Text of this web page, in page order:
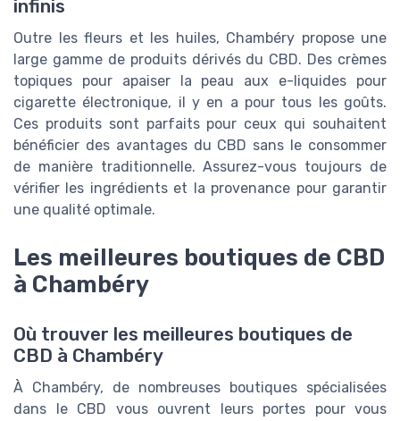
infinis
Outre les fleurs et les huiles, Chambéry propose une
large gamme de produits dérivés du CBD. Des crèmes
topiques pour apaiser la peau aux e-liquides pour
cigarette électronique, il y en a pour tous les goûts.
Ces produits sont parfaits pour ceux qui souhaitent
bénéficier des avantages du CBD sans le consommer
de manière traditionnelle. Assurez-vous toujours de
vérifier les ingrédients et la provenance pour garantir
une qualité optimale.
Les meilleures boutiques de CBD
à Chambéry
Où trouver les meilleures boutiques de
CBD à Chambéry
À Chambéry, de nombreuses boutiques spécialisées
dans le CBD vous ouvrent leurs portes pour vous